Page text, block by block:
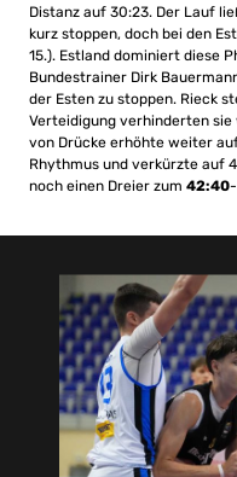
Distanz auf 30:23. Der Lauf
kurz stoppen, doch bei den
15.). Estland dominiert diese
Bundestrainer Dirk
der Esten zu stoppen. Rieck
Verteidigung verhinderten
von Drücke erhöhte weiter
Rhythmus und verkürzte auf
noch einen Dreier zum 42:40